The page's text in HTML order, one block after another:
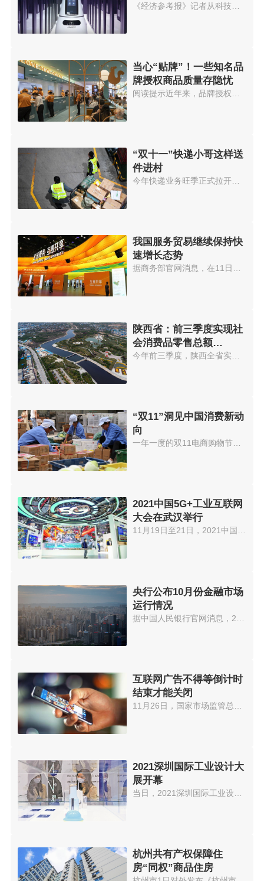
当心“贴牌”！一些知名品
牌授权商品质量存隐忧
“双十一”快递小哥这样送
件进村
今年快递业务旺季正式拉开帷幕。...
我国服务贸易继续保持快
速增长态势
陕西省：前三季度实现社
会消费品零售总额
7415.78亿元
“双11”洞见中国消费新动
向
一年一度的双11电商购物节，再次...
2021中国5G+工业互联网
大会在武汉举行
11月19日至21日，2021中国5G+工...
央行公布10月份金融市场
运行情况
互联网广告不得等倒计时
结束才能关闭
2021深圳国际工业设计大
展开幕
杭州共有产权保障住
房“同权”商品住房